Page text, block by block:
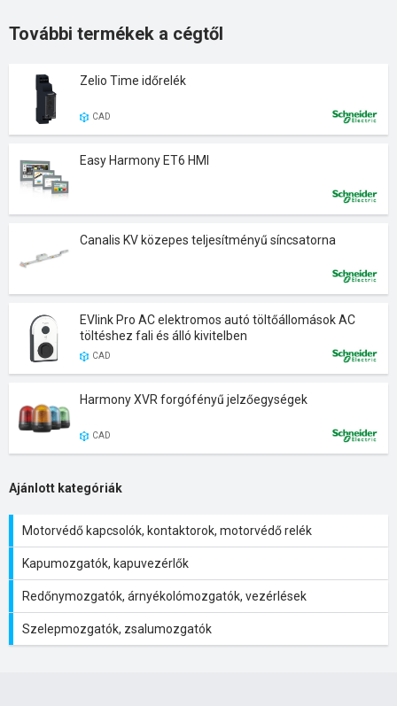
További termékek a cégtől
Zelio Time időrelék
CAD
Easy Harmony ET6 HMI
Canalis KV közepes teljesítményű síncsatorna
EVlink Pro AC elektromos autó töltőállomások AC
töltéshez fali és álló kivitelben
CAD
Harmony XVR forgófényű jelzőegységek
CAD
Ajánlott kategóriák
Motorvédő kapcsolók, kontaktorok, motorvédő relék
Kapumozgatók, kapuvezérlők
Redőnymozgatók, árnyékolómozgatók, vezérlések
Szelepmozgatók, zsalumozgatók